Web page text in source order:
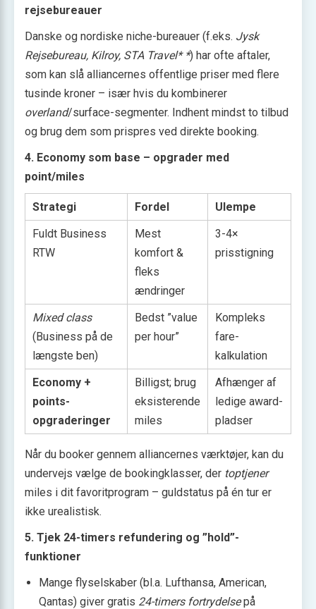
rejsebureauer
Danske og nordiske niche-bureauer (f.eks. Jysk
Rejsebureau, Kilroy, STA Travel* *) har ofte aftaler,
som kan slå alliancernes offentlige priser med flere
tusinde kroner – især hvis du kombinerer
overland/surface-segmenter. Indhent mindst to tilbud
og brug dem som prispres ved direkte booking.
4. Economy som base – opgrader med
point/miles
Strategi Fordel
Ulempe
Fuldt Business
RTW
Mest
komfort &
fleks
ændringer
3-4×
prisstigning
Mixed class
(Business på de
længste ben)
Bedst ”value
per hour”
Kompleks
fare-
kalkulation
Economy +
points-
opgraderinger
Billigst; brug
eksisterende
miles
Afhænger af
ledige award-
pladser
Når du booker gennem alliancernes værktøjer, kan du
undervejs vælge de bookingklasser, der toptjener
miles i dit favoritprogram – guldstatus på én tur er
ikke urealistisk.
5. Tjek 24-timers refundering og ”hold”-
funktioner
Mange flyselskaber (bl.a. Lufthansa, American,
Qantas) giver gratis 24-timers fortrydelsepå